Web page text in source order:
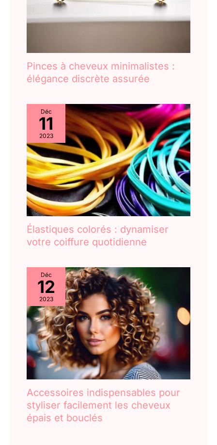
s'assèchent avec le temps. Si
vous remarquez que cela se
produit, il est peut-être temps
Pinces à cheveux minimalistes :
élégance discrète assurée
Déc
11
2023
Élastiques colorés : dynamiser
votre coiffure quotidienne
Déc
12
2023
Accessoires indispensables pour
styliser facilement les cheveux
épais et bouclés